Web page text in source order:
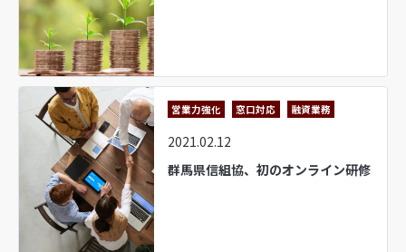
営業力強化 窓口対応 融資業務
2021.02.12
群馬県信組協、初のオンライン研修